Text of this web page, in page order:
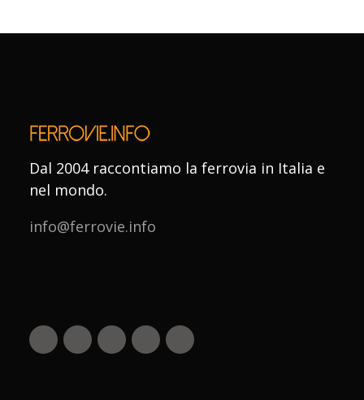
Dal 2004 raccontiamo la ferrovia in Italia e
nel mondo.
info@ferrovie.info